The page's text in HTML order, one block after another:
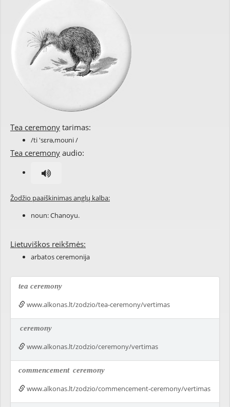
Tea ceremony tarimas:
/ti 'sɛrə,moʊni /
Tea ceremony audio:
Žodžio paaiškinimas anglų kalba:
noun: Chanoyu.
Lietuviškos reikšmės:
arbatos ceremonija
tea ceremony
www.alkonas.lt/zodzio/tea-ceremony/vertimas
ceremony
www.alkonas.lt/zodzio/ceremony/vertimas
commencement ceremony
www.alkonas.lt/zodzio/commencement-ceremony/vertimas